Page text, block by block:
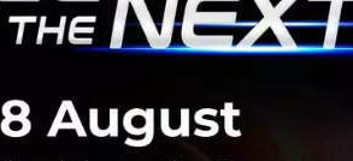
กชนในการผลักดันประเทศไทยเป็น